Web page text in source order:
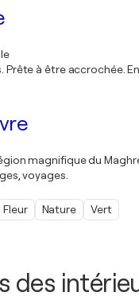
des
Prête à être accrochée.
magnifique du
voyages.
Fleur Nature Vert